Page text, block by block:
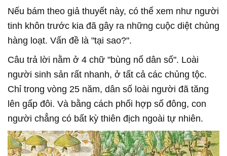
Nếu bám theo giả thuyết này, có thể xem như người
tinh khôn trước kia đã gây ra những cuộc diệt chủng
hàng loạt. Vấn đề là "tại sao?".
Câu trả lời nằm ở 4 chữ "bùng nổ dân số". Loài
người sinh sản rất nhanh, ở tất cả các chủng tộc.
Chỉ trong vòng 25 năm, dân số loài người đã tăng
lên gấp đôi. Và bằng cách phối hợp số đông, con
người chẳng có bất kỳ thiên địch ngoài tự nhiên.